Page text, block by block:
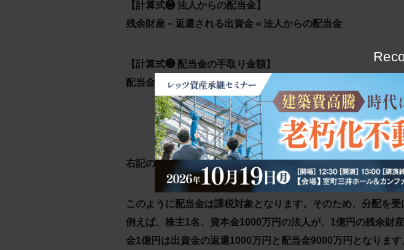
【計算式❷ 法人からの配当金】
残余財産－返還される出資金＝法人からの配当金
【計算式❸ 配当金の手取り金額】
配当金－配当金に係る所得税等（最高約50％）＝個人株主の最
右記の計算式❶～❸のイメージを図表2にまとめましたので参
このように配当金は課税対象となります。そのため、分配を
例えば、株主1名、資本金1000万円の法人が、1億円の残余財
金1億円は出資金の返還1000万円と配当金9000万円となりま